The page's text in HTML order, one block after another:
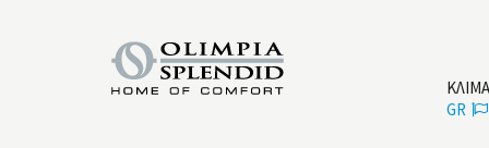
GR